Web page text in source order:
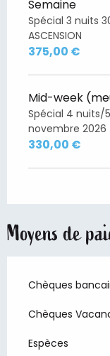
Semaine
Spécial 3 nuits
ASCENSION
375,00 €
Mid-week
Spécial 4 nuits/
novembre 2026
330,00 €
Moyens de
Chèques
Chèques
Espèces